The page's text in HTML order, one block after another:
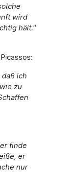
wird
hält."
ich
zu
finde
er
nur